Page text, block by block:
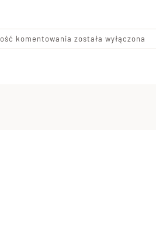
komentowania Czy
mogę
została wyłączona